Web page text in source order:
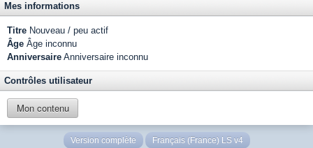
Mes informations
Titre Nouveau / peu actif
Âge Âge inconnu
Anniversaire Anniversaire inconnu
Contrôles utilisateur
Mon contenu
Version complète Français (France) LS v4